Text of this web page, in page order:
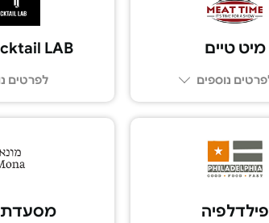
מיט טיים
נוספים
LAB
לפרטים
פילדלפיה מסעדת